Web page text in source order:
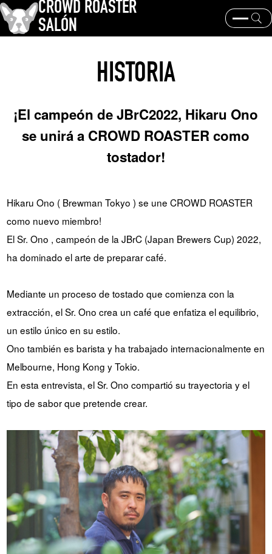
CROWD ROASTER
SALÓN
Los granos de café y sus orígenes
PALABRA CLAVE
Los granos de café y sus orígenes
YUYA IWASAKI , una
propuesta que se aparta de lo
convencional.
El desafío de Takeharu Onuki
, el tostador de café campeón
de Japón de 2024.
SITIO DE LA MARCA CROWD ROASTER
HISTORIA
¡El campeón de JBrC2022, Hikaru Ono
se unirá a CROWD ROASTER como
tostador!
Hikaru Ono ( Brewman Tokyo ) se une CROWD ROASTER
como nuevo miembro!
El Sr. Ono , campeón de la JBrC (Japan Brewers Cup) 2022,
ha dominado el arte de preparar café.
Mediante un proceso de tostado que comienza con la
extracción, el Sr. Ono crea un café que enfatiza el equilibrio,
un estilo único en su estilo.
Ono también es barista y ha trabajado internacionalmente en
Melbourne, Hong Kong y Tokio.
En esta entrevista, el Sr. Ono compartió su trayectoria y el
tipo de sabor que pretende crear.